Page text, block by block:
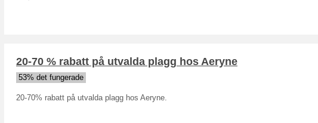
20-70 % rabatt på utvalda plagg hos Aeryne
53% det fungerade
20-70% rabatt på utvalda plagg hos Aeryne.